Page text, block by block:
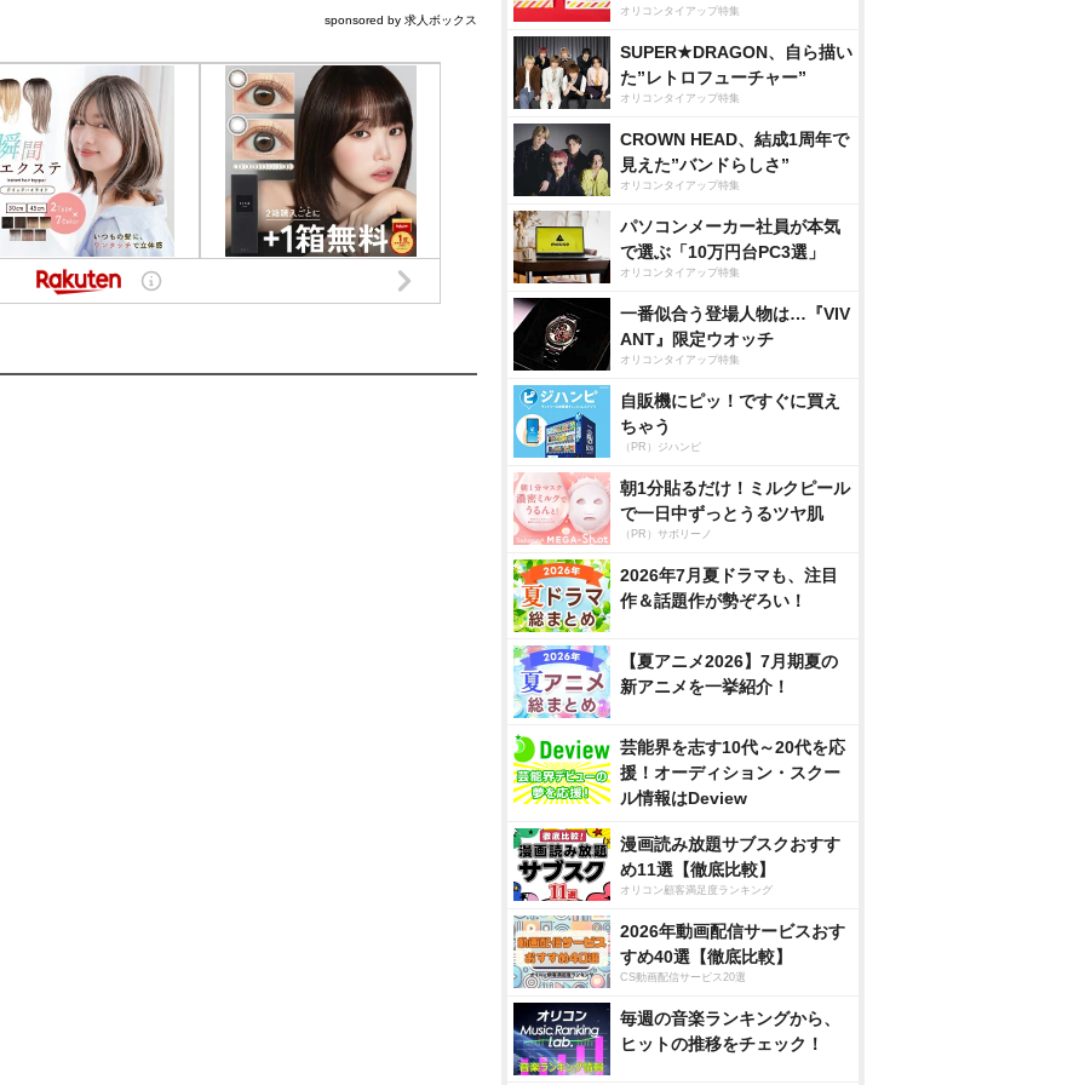
sponsored by 求人ボックス
オリコンタイアップ特集
SUPER★DRAGON、自ら描い
た”レトロフューチャー”
オリコンタイアップ特集
CROWN HEAD、結成1周年で
見えた”バンドらしさ”
オリコンタイアップ特集
パソコンメーカー社員が本気
で選ぶ「10万円台PC3選」
オリコンタイアップ特集
一番似合う登場人物は…『VIV
ANT』限定ウオッチ
オリコンタイアップ特集
自販機にピッ！ですぐに買え
ちゃう
（PR）ジハンピ
朝1分貼るだけ！ミルクピール
で一日中ずっとうるツヤ肌
（PR）サボリーノ
2026年7月夏ドラマも、注目
作＆話題作が勢ぞろい！
【夏アニメ2026】7月期夏の
新アニメを一挙紹介！
芸能界を志す10代～20代を応
援！オーディション・スクー
ル情報はDeview
漫画読み放題サブスクおすす
め11選【徹底比較】
オリコン顧客満足度ランキング
2026年動画配信サービスおす
すめ40選【徹底比較】
CS動画配信サービス20選
毎週の音楽ランキングから、
ヒットの推移をチェック！